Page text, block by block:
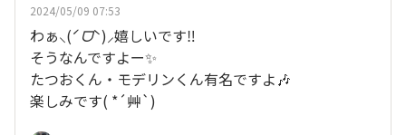
2024/05/09 07:53
わぁ⸜(ˊᗜˋ)⸝嬉しいです‼️
そうなんですよー✨
たつおくん・モデリンくん有名ですよ🎶
楽しみです( *´艸`)